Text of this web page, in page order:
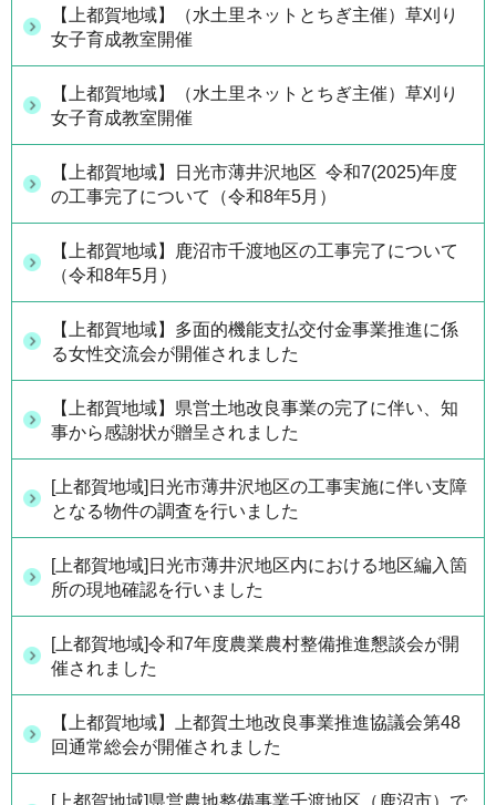
【上都賀地域】（水土里ネットとちぎ主催）草刈り
女子育成教室開催
【上都賀地域】（水土里ネットとちぎ主催）草刈り
女子育成教室開催
【上都賀地域】日光市薄井沢地区 令和7(2025)年度
の工事完了について（令和8年5月）
【上都賀地域】鹿沼市千渡地区の工事完了について
（令和8年5月）
【上都賀地域】多面的機能支払交付金事業推進に係
る女性交流会が開催されました
【上都賀地域】県営土地改良事業の完了に伴い、知
事から感謝状が贈呈されました
[上都賀地域]日光市薄井沢地区の工事実施に伴い支障
となる物件の調査を行いました
[上都賀地域]日光市薄井沢地区内における地区編入箇
所の現地確認を行いました
[上都賀地域]令和7年度農業農村整備推進懇談会が開
催されました
【上都賀地域】上都賀土地改良事業推進協議会第48
回通常総会が開催されました